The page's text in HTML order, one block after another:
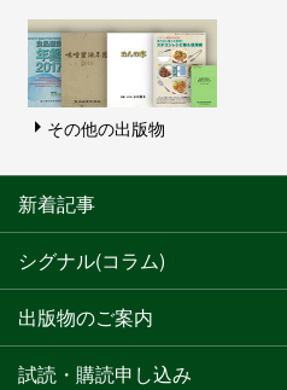
その他の出版物
新着記事
シグナル(コラム)
出版物のご案内
試読・購読申し込み